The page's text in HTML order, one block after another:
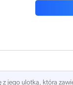
z jego ulotką, która